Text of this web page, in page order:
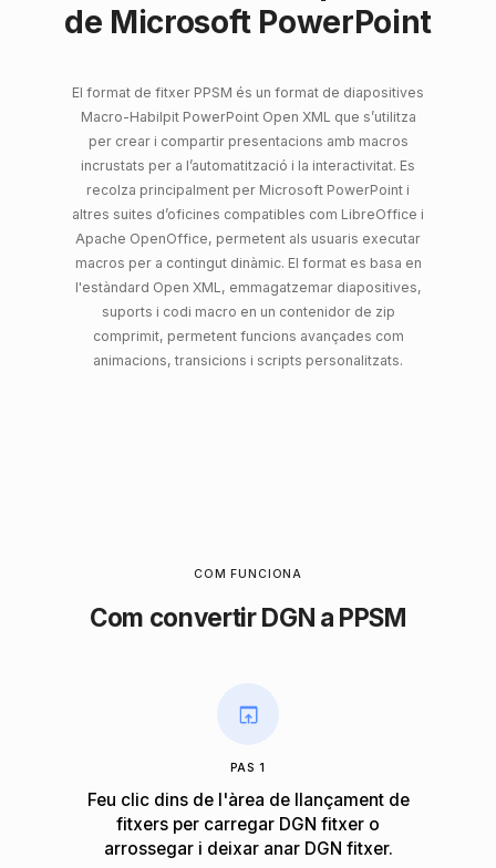
de Microsoft PowerPoint
El format de fitxer PPSM és un format de diapositives
Macro-Habilpit PowerPoint Open XML que s’utilitza
per crear i compartir presentacions amb macros
incrustats per a l’automatització i la interactivitat. Es
recolza principalment per Microsoft PowerPoint i
altres suites d’oficines compatibles com LibreOffice i
Apache OpenOffice, permetent als usuaris executar
macros per a contingut dinàmic. El format es basa en
l'estàndard Open XML, emmagatzemar diapositives,
suports i codi macro en un contenidor de zip
comprimit, permetent funcions avançades com
animacions, transicions i scripts personalitzats.
COM FUNCIONA
Com convertir DGN a PPSM
PAS 1
Feu clic dins de l'àrea de llançament de
fitxers per carregar DGN fitxer o
arrossegar i deixar anar DGN fitxer.